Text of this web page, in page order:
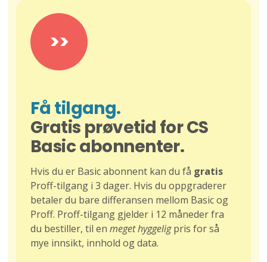
>>
Få tilgang.
Gratis prøvetid for CS
Basic abonnenter.
Hvis du er Basic abonnent kan du få gratis
Proff-tilgang i 3 dager. Hvis du oppgraderer
betaler du bare differansen mellom Basic og
Proff. Proff-tilgang gjelder i 12 måneder fra
du bestiller, til en meget hyggeligpris for så
mye innsikt, innhold og data.